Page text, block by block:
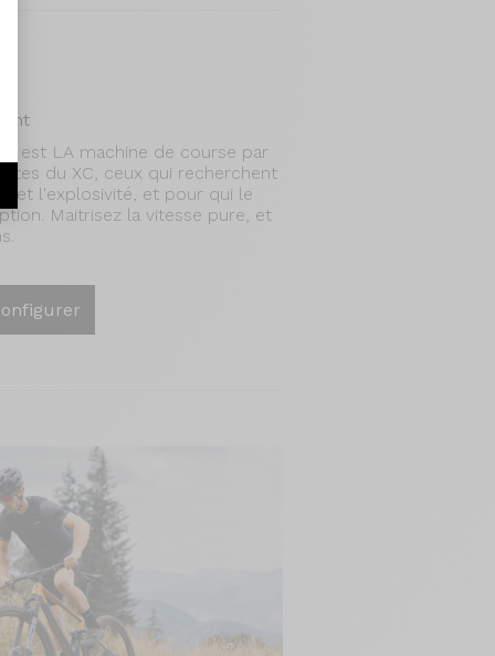
est LA machine de course par
du XC, ceux qui recherchent
et l'explosivité, et pour qui le
Maitrisez la vitesse pure, et